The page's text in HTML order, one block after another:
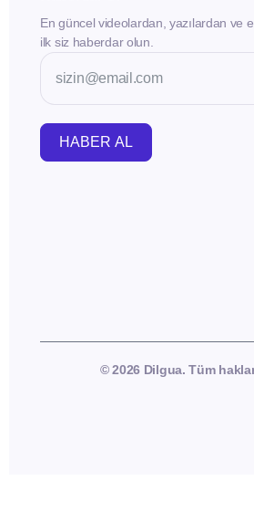
En güncel videolardan, yazılardan ve
ilk siz haberdar olun.
HABER AL
© 2026 Dilgua. Tüm